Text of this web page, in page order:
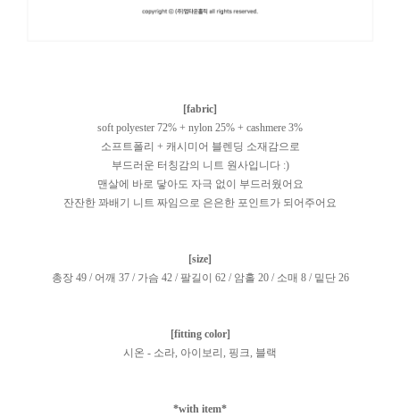
[fabric]
soft polyester 72% + nylon 25% + cashmere 3%
소프트폴리 + 캐시미어 블렌딩 소재감으로
부드러운 터칭감의 니트 원사입니다 :)
맨살에 바로 닿아도 자극 없이 부드러웠어요
잔잔한 꽈배기 니트 짜임으로 은은한 포인트가 되어주어요
[size]
총장 49 / 어깨 37 / 가슴 42 / 팔길이 62 / 암홀 20 / 소매 8 / 밑단 26
[fitting color]
시온 - 소라, 아이보리, 핑크, 블랙
*with item*